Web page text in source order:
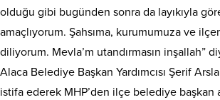
olduğu gibi bugünden sonra da layıkıyla
amaçlıyorum. Şahsıma, kurumumuza ve
diliyorum. Mevla’m utandırmasın inşallah”
Alaca Belediye Başkan Yardımcısı Şerif
istifa ederek MHP’den ilçe belediye başkan